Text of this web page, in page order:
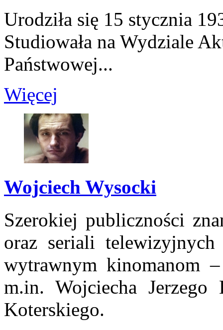
Urodziła się 15 stycznia
Studiowała na Wydziale
Państwowej...
Więcej
Wojciech Wysocki
Szerokiej publiczności
oraz seriali
wytrawnym kinomanom
m.in. Wojciecha Jerzego
Koterskiego.